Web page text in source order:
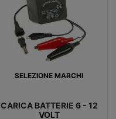
SELEZIONE MARCHI
CARICA BATTERIE 6 - 12
VOLT